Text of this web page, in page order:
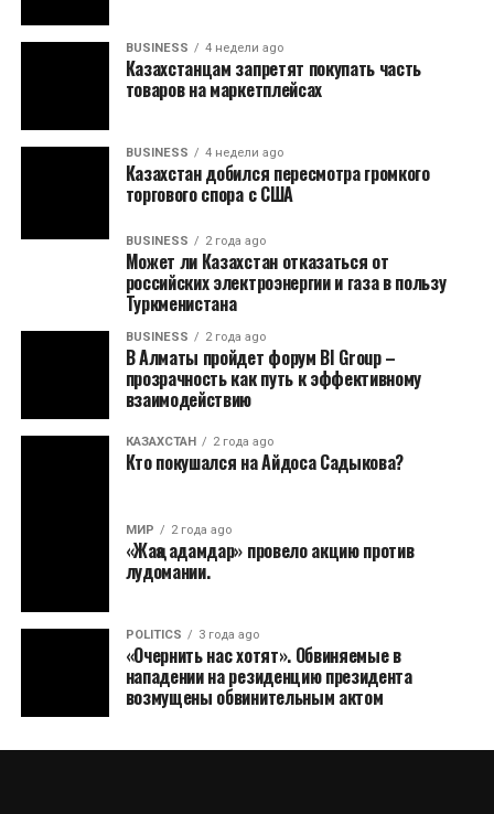
BUSINESS 4 недели ago
Казахстанцам запретят покупать часть
товаров на маркетплейсах
BUSINESS 4 недели ago
Казахстан добился пересмотра громкого
торгового спора с США
BUSINESS 2 года ago
Может ли Казахстан отказаться от
российских электроэнергии и газа в пользу
Туркменистана
BUSINESS 2 года ago
В Алматы пройдет форум BI Group –
прозрачность как путь к эффективному
взаимодействию
КАЗАХСТАН 2 года ago
Кто покушался на Айдоса Садыкова?
МИР 2 года ago
«Жаңа адамдар» провело акцию против
лудомании.
POLITICS 3 года ago
«Очернить нас хотят». Обвиняемые в
нападении на резиденцию президента
возмущены обвинительным актом